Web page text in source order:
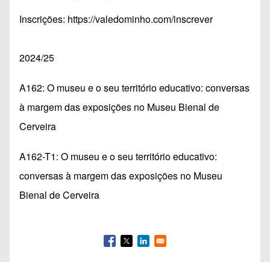
Inscrições: https://valedominho.com/inscrever
2024/25
A162: O museu e o seu território educativo: conversas
à margem das exposições no Museu Bienal de
Cerveira
A162-T1: O museu e o seu território educativo:
conversas à margem das exposições no Museu
Bienal de Cerveira